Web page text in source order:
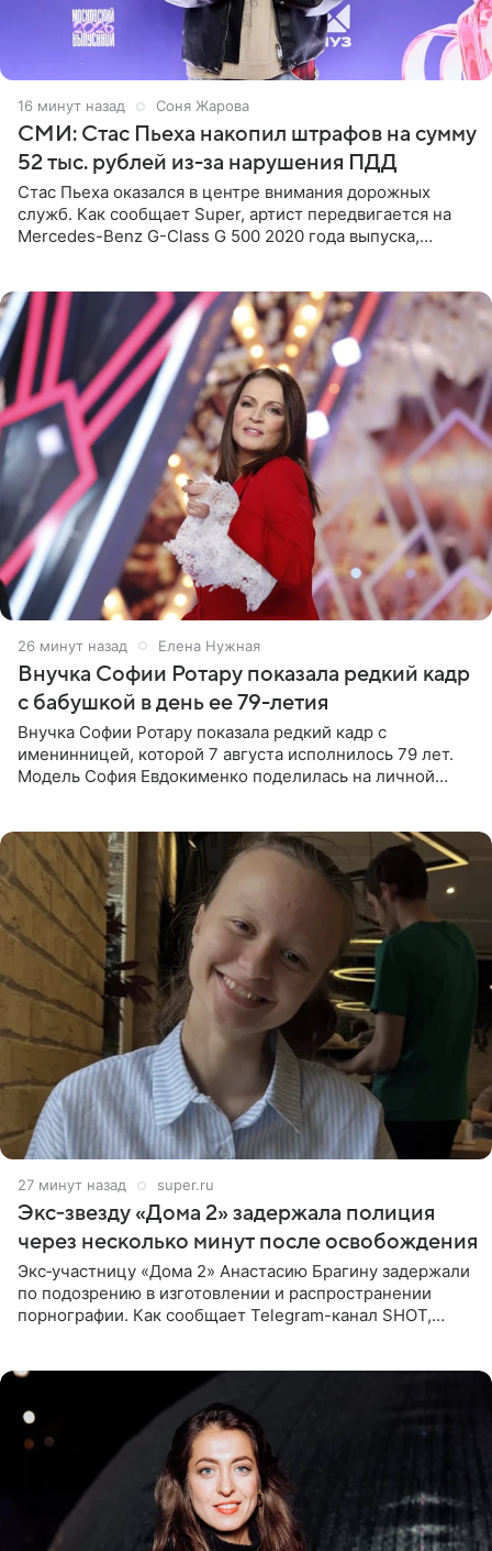
16 минут назад Соня Жарова
СМИ: Стас Пьеха накопил штрафов на сумму
52 тыс. рублей из-за нарушения ПДД
Стас Пьеха оказался в центре внимания дорожных
служб. Как сообщает Super, артист передвигается на
Mercedes-Benz G-Class G 500 2020 года выпуска,
26 минут назад Елена Нужная
Внучка Софии Ротару показала редкий кадр
с бабушкой в день ее 79-летия
Внучка Софии Ротару показала редкий кадр с
именинницей, которой 7 августа исполнилось 79 лет.
Модель София Евдокименко поделилась на личной
27 минут назад super.ru
Экс‑звезду «Дома 2» задержала полиция
через несколько минут после освобождения
Экс‑участницу «Дома 2» Анастасию Брагину задержали
по подозрению в изготовлении и распространении
порнографии. Как сообщает Telegram-канал SHOT,